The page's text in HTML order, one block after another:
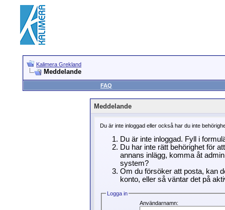
Kalimera Grekland
Meddelande
FAQ
Meddelande
Du är inte inloggad eller också har du inte
Du är inte inloggad. Fyll i
Du har inte rätt behörighet för
annans inlägg, komma åt
system?
Om du försöker att posta, kan
konto, eller så väntar det på
Logga in
Användarnamn: